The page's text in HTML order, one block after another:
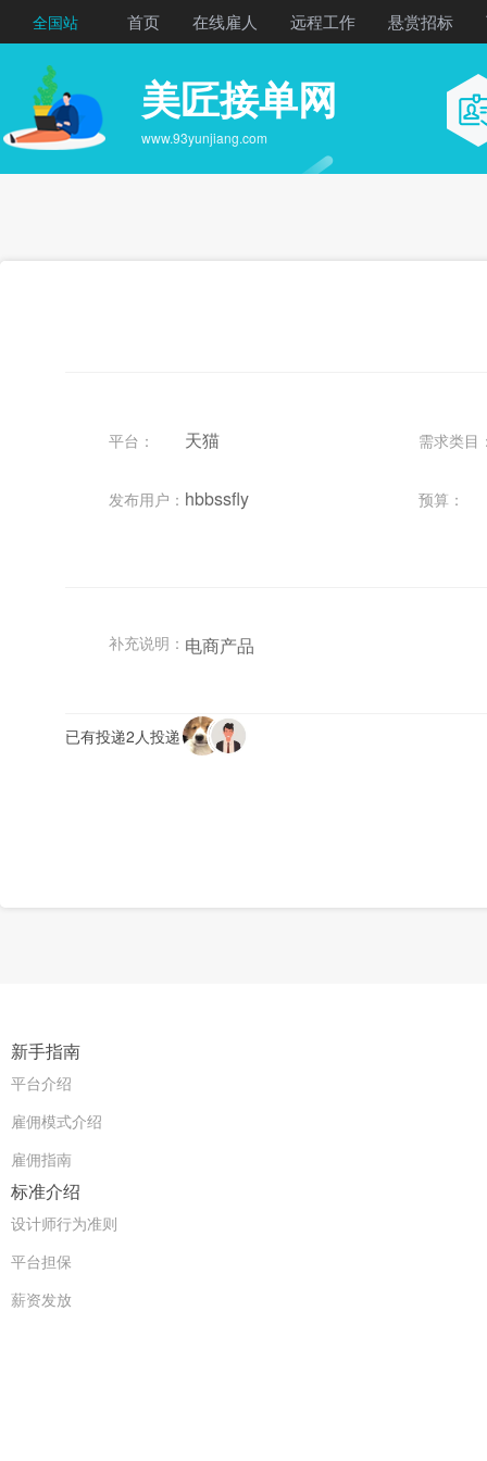
全国站 首页 在线雇人 远程工作 悬赏招标
美匠接单网
www.93yunjiang.com
平台： 天猫 需求类目
发布用户： hbbssfly 预算：
补充说明： 电商产品
已有投递2人投递
新手指南
平台介绍
雇佣模式介绍
雇佣指南
标准介绍
设计师行为准则
平台担保
薪资发放